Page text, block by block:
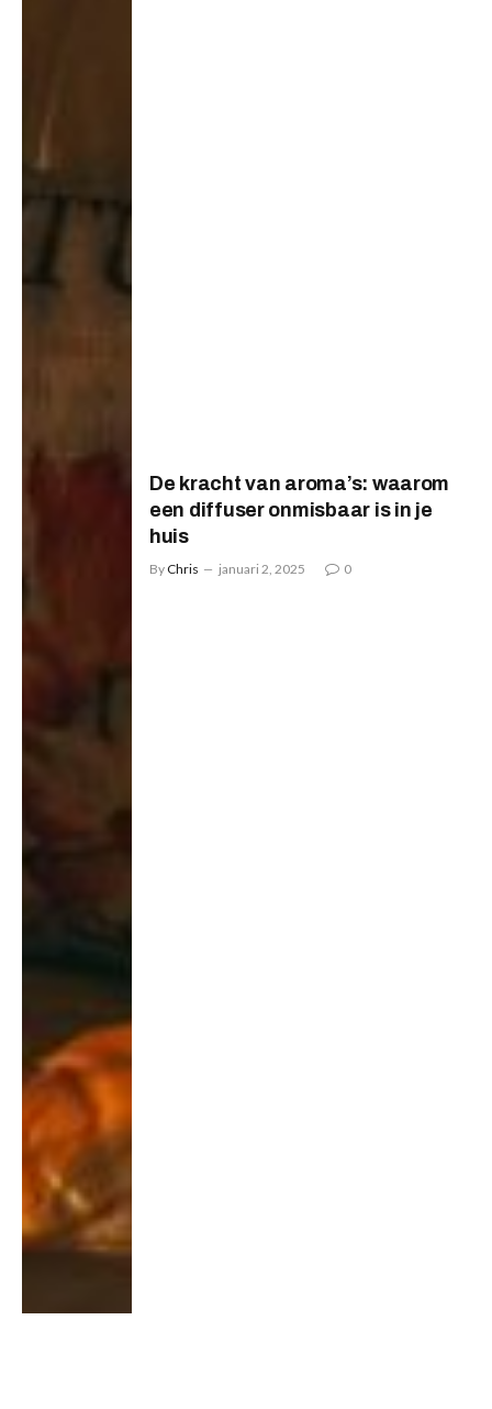
De kracht van aroma’s: waarom
een diffuser onmisbaar is in je
huis
By Chris januari 2, 2025 0